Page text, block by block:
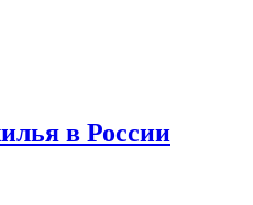
в России